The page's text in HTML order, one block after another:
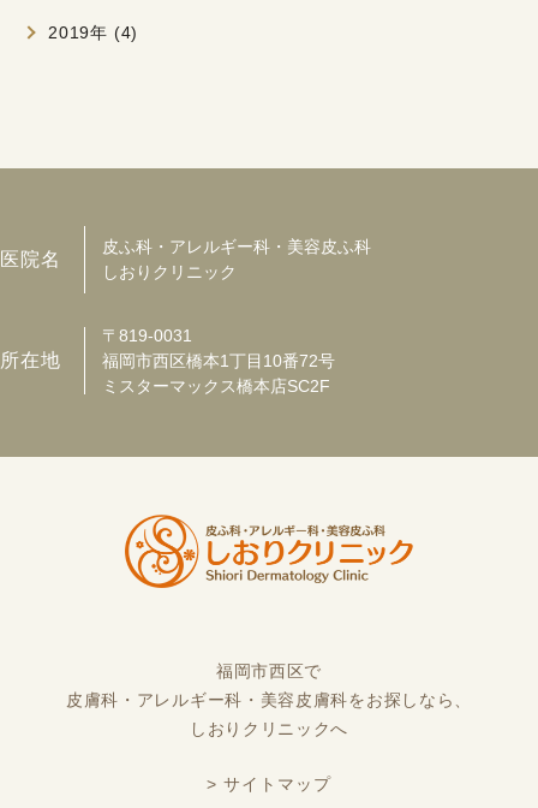
2019年 (4)
医院名
皮ふ科・アレルギー科・美容皮ふ科
しおりクリニック
所在地
〒819-0031
福岡市西区橋本1丁目10番72号
ミスターマックス橋本店SC2F
福岡市西区で
皮膚科・アレルギー科・美容皮膚科をお探しなら、
しおりクリニックへ
> サイトマップ